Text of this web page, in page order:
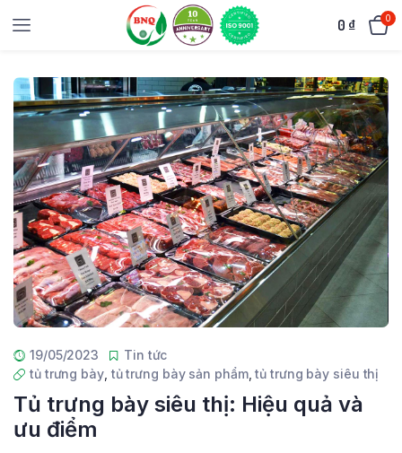
0 ₫ 0
19/05/2023
Tin tức
tủ trưng bày, tủ trưng bày sản phẩm,tủ trưng bày siêu thị
Tủ trưng bày siêu thị: Hiệu quả và
ưu điểm